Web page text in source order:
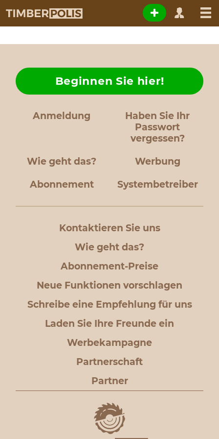
Anmeldung
Haben Sie Ihr
Passwort
vergessen?
Wie geht das?
Beginnen Sie hier!
Werbung
Abonnement Systembetreiber
Kontaktieren Sie uns
Wie geht das?
Abonnement-Preise
Neue Funktionen vorschlagen
Schreibe eine Empfehlung für uns
Laden Sie Ihre Freunde ein
Werbekampagne
Partnerschaft
Partner